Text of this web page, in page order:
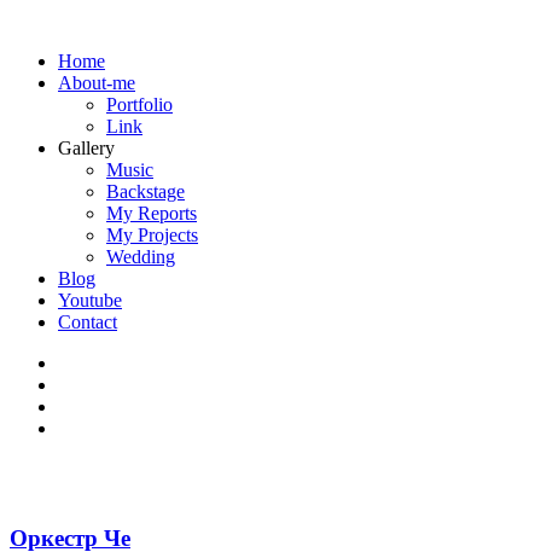
Home
About-me
Portfolio
Link
Gallery
Music
Backstage
My Reports
My Projects
Wedding
Blog
Youtube
Contact
Оркестр Че